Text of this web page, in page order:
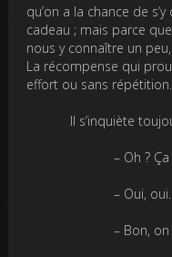
qu’on a la chance de
cadeau ; mais parce
nous y connaître un
La récompense qui
effort ou sans répétition.
Il s’inquiète
– Oh ? Ça
– Oui, oui. Que
– Bon, on va